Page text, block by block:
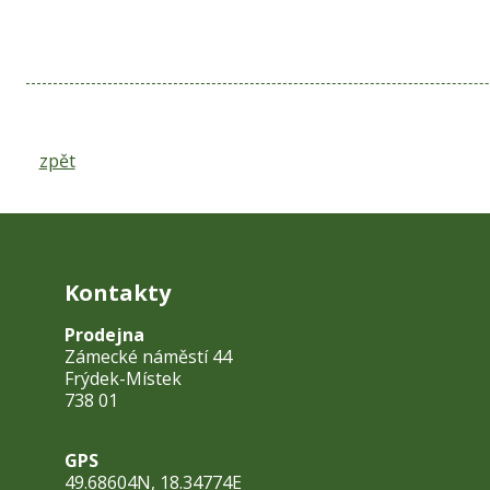
zpět
Kontakty
Prodejna
Zámecké náměstí 44
Frýdek-Místek
738 01
GPS
49.68604N, 18.34774E